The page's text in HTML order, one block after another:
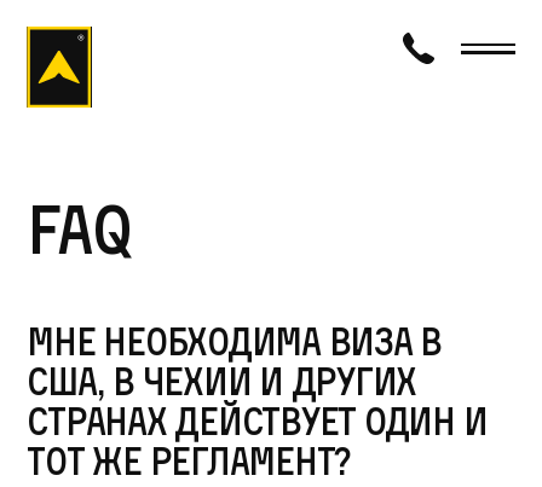
FAQ
Мне необходима виза в
США, в Чехии и других
странах действует один и
тот же регламент?